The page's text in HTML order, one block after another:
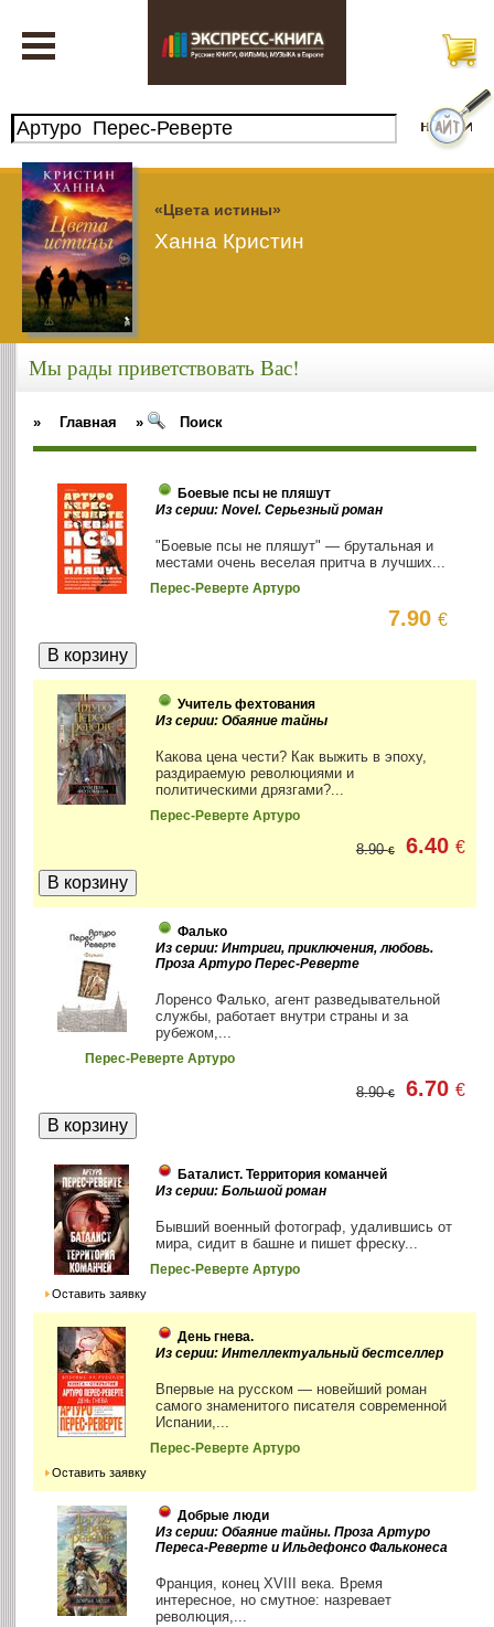
«Цвета истины»
Ханна Кристин
Мы рады приветствовать Вас!
» Главная » Поиск
Боевые псы не пляшут
Из серии: Novel. Серьезный роман
"Боевые псы не пляшут" — брутальная и
местами очень веселая притча в лучших...
Перес-Реверте Артуро
7.90€
Учитель фехтования
Из серии: Обаяние тайны
Какова цена чести? Как выжить в эпоху,
раздираемую революциями и
политическими дрязгами?...
Перес-Реверте Артуро
8.90€ 6.40€
Фалько
Из серии: Интриги, приключения, любовь.
Проза Артуро Перес-Реверте
Лоренсо Фалько, агент разведывательной
службы, работает внутри страны и за
рубежом,...
Перес-Реверте Артуро
8.90€ 6.70€
Баталист. Территория команчей
Из серии: Большой роман
Бывший военный фотограф, удалившись от
мира, сидит в башне и пишет фреску...
Перес-Реверте Артуро
Оставить заявку
День гнева.
Из серии: Интеллектуальный бестселлер
Впервые на русском — новейший роман
самого знаменитого писателя современной
Испании,...
Перес-Реверте Артуро
Оставить заявку
Добрые люди
Из серии: Обаяние тайны. Проза Артуро
Переса-Реверте и Ильдефонсо Фальконеса
Франция, конец XVIII века. Время
интересное, но смутное: назревает
революция,...